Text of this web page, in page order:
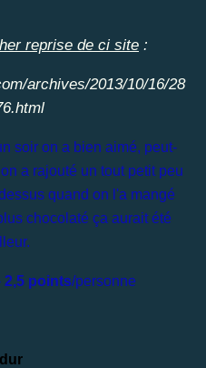
reprise de ci site :
archives/2013/10/16/28
soir on a bien aimé, peut-
a rajouté un tout petit peu
quand on l'a mangé
chocolaté ça aurait été
2,5 points/personne